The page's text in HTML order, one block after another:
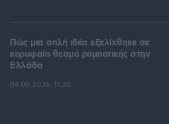
Πώς μια απλή ιδέα εξελίχθηκε σε
κορυφαίο θεσμό ρομποτικής στην
Ελλάδα
04.08.2026, 11:20